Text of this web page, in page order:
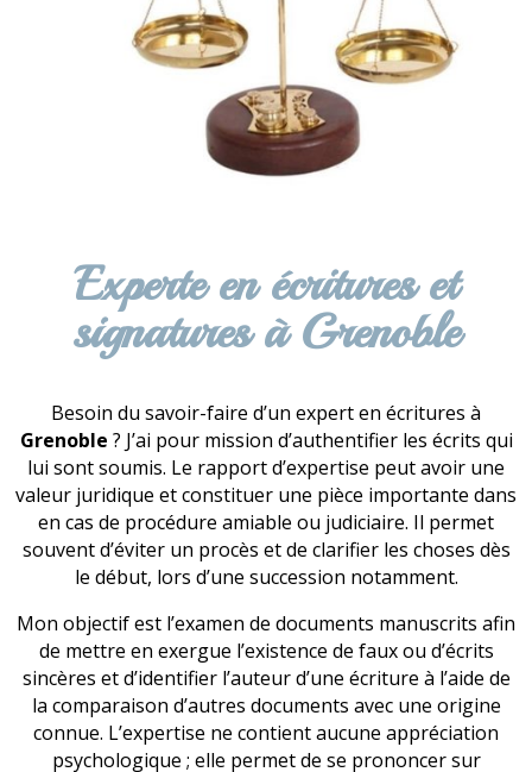
Experte en écritures et
signatures à Grenoble
Besoin du savoir-faire d’un expert en écritures à
Grenoble ? J’ai pour mission d’authentifier les écrits qui
lui sont soumis. Le rapport d’expertise peut avoir une
valeur juridique et constituer une pièce importante dans
en cas de procédure amiable ou judiciaire. Il permet
souvent d’éviter un procès et de clarifier les choses dès
le début, lors d’une succession notamment.
Mon objectif est l’examen de documents manuscrits afin
de mettre en exergue l’existence de faux ou d’écrits
sincères et d’identifier l’auteur d’une écriture à l’aide de
la comparaison d’autres documents avec une origine
connue. L’expertise ne contient aucune appréciation
psychologique ; elle permet de se prononcer sur